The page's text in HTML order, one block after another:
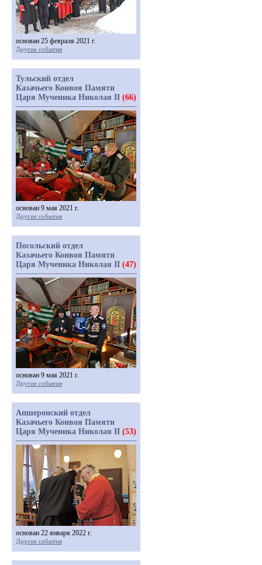
основан 25 февраля 2021 г.
Другие события
Тульский отдел
Казачьего Конвоя Памяти
Царя Мученика Николая II (66)
основан 9 мая 2021 г.
Другие события
Посольский отдел
Казачьего Конвоя Памяти
Царя Мученика Николая II (47)
основан 9 мая 2021 г.
Другие события
Апшеронский отдел
Казачьего Конвоя Памяти
Царя Мученика Николая II (53)
основан 22 января 2022 г.
Другие события